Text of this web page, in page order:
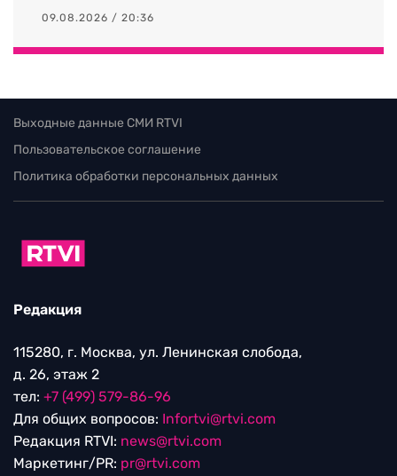
09.08.2026 / 20:36
Выходные данные СМИ RTVI
Пользовательское соглашение
Политика обработки персональных данных
Редакция
115280, г. Москва, ул. Ленинская слобода,
д. 26, этаж 2
тел: +7 (499) 579-86-96
Для общих вопросов: Infortvi@rtvi.com
Редакция RTVI: news@rtvi.com
Маркетинг/PR: pr@rtvi.com